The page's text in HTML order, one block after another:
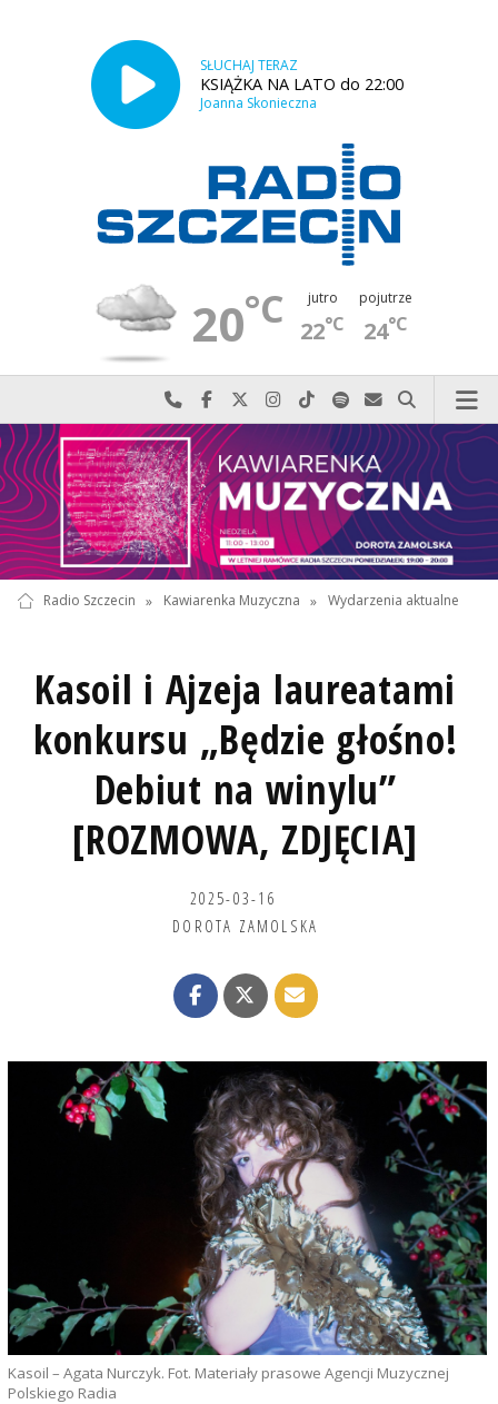
SŁUCHAJ TERAZ
KSIĄŻKA NA LATO do 22:00
Joanna Skonieczna
20°C jutro
22°C
pojutrze
24°C
Najlepiej po prostu do nas zadzwoń
Odwiedź nas na Facebook-u
Odwiedź nas na X
Odwiedź nas na Instagram-ie
Odwiedź nas na TikTok-u
Szukaj nas na Spotify
Wyślij do nas
Szukaj
Radio Szczecin » Kawiarenka Muzyczna » Wydarzenia aktualne
Kasoil i Ajzeja laureatami
konkursu „Będzie głośno!
Debiut na winylu”
[ROZMOWA, ZDJĘCIA]
2025-03-16
DOROTA ZAMOLSKA
Kasoil – Agata Nurczyk. Fot. Materiały prasowe Agencji Muzycznej
Polskiego Radia